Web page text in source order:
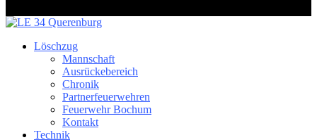
Löschzug
Mannschaft
Ausrückebereich
Chronik
Partnerfeuerwehren
Feuerwehr Bochum
Kontakt
Technik